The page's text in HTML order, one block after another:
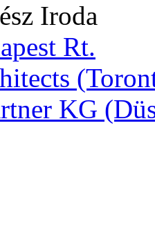
Iroda
Rt.
KG